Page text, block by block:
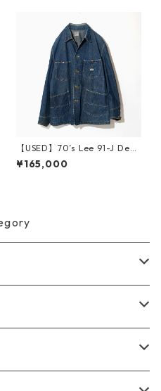
【USED】70’s Lee 91-J Deni
m Chore Jacket 40
¥165,000